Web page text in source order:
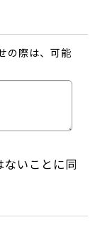
の際は、可能
ないことに同